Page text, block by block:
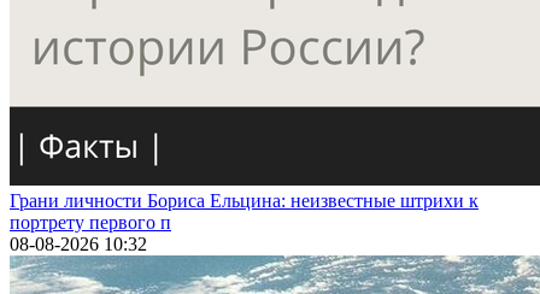
Грани личности Бориса Ельцина: неизвестные штрихи к
портрету первого п
08-08-2026 10:32